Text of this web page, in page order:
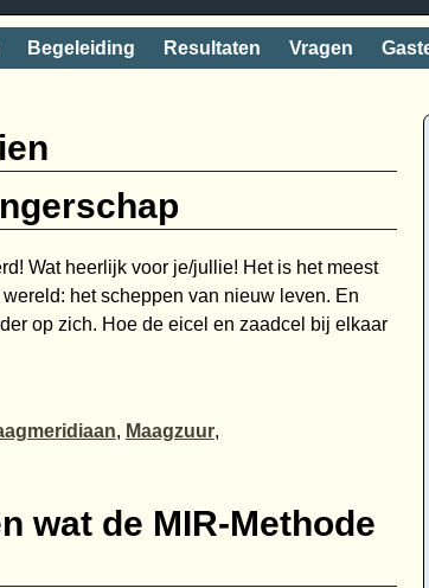
Begeleiding Resultaten Vragen
Wat heerlijk voor je/jullie! Het is het meest
het scheppen van nieuw leven. En
op zich. Hoe de eicel en zaadcel bij elkaar
, Maagzuur,
wat de MIR-Methode